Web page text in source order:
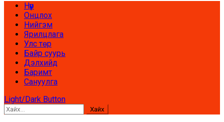
Primary
Menu
Нүүр
Онцлох
Нийгэм
Ярилцлага
Улс төр
Байр суурь
Дэлхийд
Баримт
Сануулга
Light/Dark Button
Хайх: